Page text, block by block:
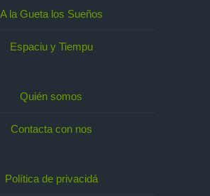
A la Gueta los Sueños
Espaciu y Tiempu
Quién somos
Contacta con nos
Política de privacidá